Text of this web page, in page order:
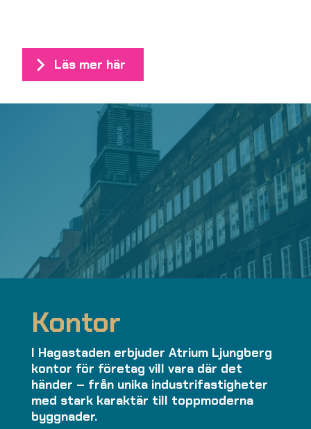
Läs mer här
Kontor
I Hagastaden erbjuder Atrium Ljungberg
kontor för företag vill vara där det
händer – från unika industrifastigheter
med stark karaktär till toppmoderna
byggnader.